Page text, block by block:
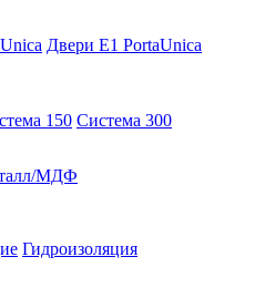
Двери E1 PortaUnica
150 Система 300
МДФ
Гидроизоляция